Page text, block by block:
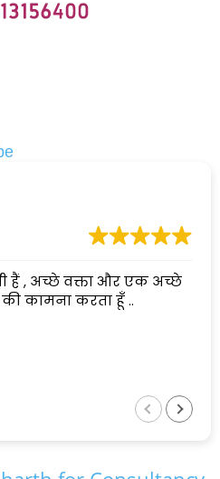
हैं , अच्छे वक्ता और एक अच्छे
कामना करता हूँ ..